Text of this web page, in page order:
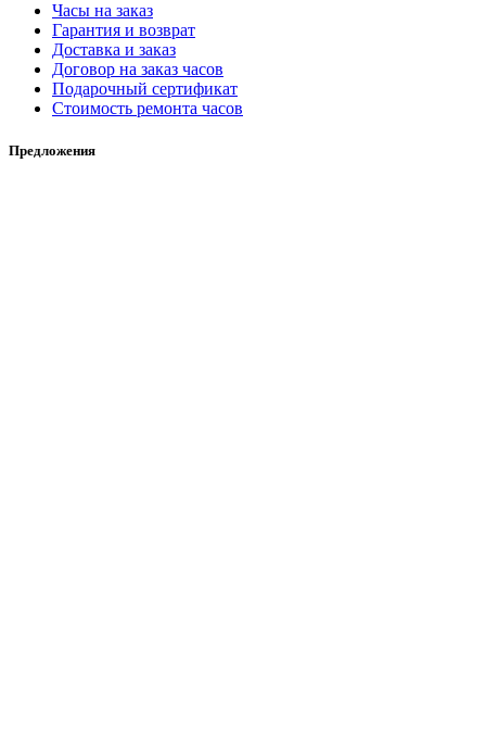
Часы на заказ
Гарантия и возврат
Доставка и заказ
Договор на заказ часов
Подарочный сертификат
Стоимость ремонта часов
Предложения